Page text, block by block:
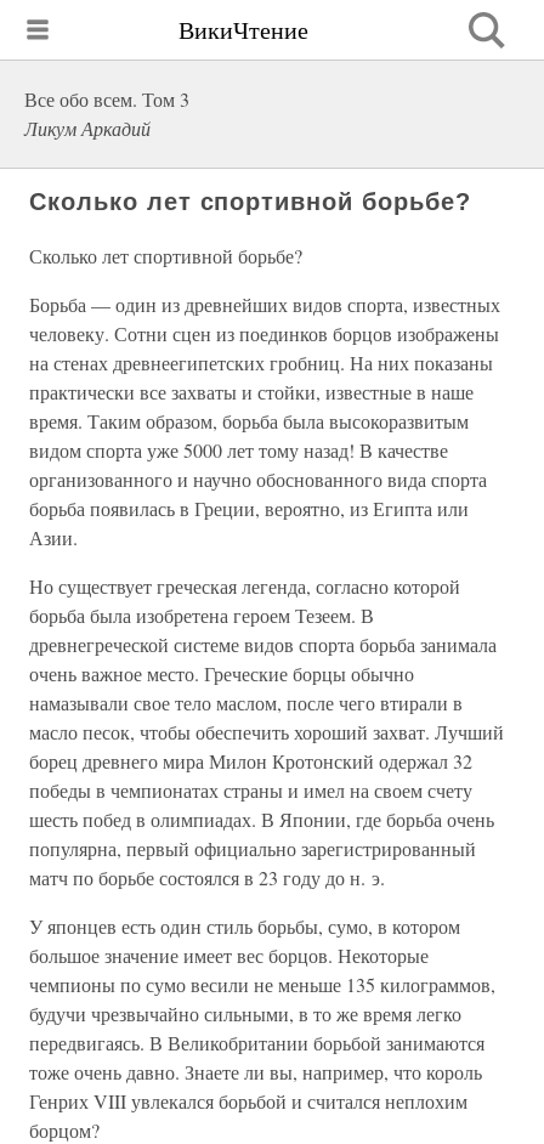
ВикиЧтение
Все обо всем. Том 3
Ликум Аркадий
Сколько лет спортивной борьбе?
Сколько лет спортивной борьбе?
Борьба — один из древнейших видов спорта, известных
человеку. Сотни сцен из поединков борцов изображены
на стенах древнеегипетских гробниц. На них показаны
практически все захваты и стойки, известные в наше
время. Таким образом, борьба была высокоразвитым
видом спорта уже 5000 лет тому назад! В качестве
организованного и научно обоснованного вида спорта
борьба появилась в Греции, вероятно, из Египта или
Азии.
Но существует греческая легенда, согласно которой
борьба была изобретена героем Тезеем. В
древнегреческой системе видов спорта борьба занимала
очень важное место. Греческие борцы обычно
намазывали свое тело маслом, после чего втирали в
масло песок, чтобы обеспечить хороший захват. Лучший
борец древнего мира Милон Кротонский одержал 32
победы в чемпионатах страны и имел на своем счету
шесть побед в олимпиадах. В Японии, где борьба очень
популярна, первый официально зарегистрированный
матч по борьбе состоялся в 23 году до н. э.
У японцев есть один стиль борьбы, сумо, в котором
большое значение имеет вес борцов. Некоторые
чемпионы по сумо весили не меньше 135 килограммов,
будучи чрезвычайно сильными, в то же время легко
передвигаясь. В Великобритании борьбой занимаются
тоже очень давно. Знаете ли вы, например, что король
Генрих VIII увлекался борьбой и считался неплохим
борцом?